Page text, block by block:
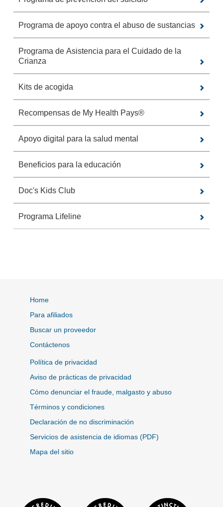
Programa de apoyo contra el abuso de sustancias
Programa de Asistencia para el Cuidado de la
Crianza
Kits de acogida
Recompensas de My Health Pays®
Apoyo digital para la salud mental
Beneficios para la educación
Doc's Kids Club
Programa Lifeline
Home
Para afiliados
Buscar un proveedor
Contáctenos
Política de privacidad
Aviso de prácticas de privacidad
Cómo denunciar el fraude, malgasto y abuso
Términos y condiciones
Declaración de no discriminación
Servicios de asistencia de idiomas (PDF)
Mapa del sitio